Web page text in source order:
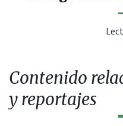
Contenido
y reportajes